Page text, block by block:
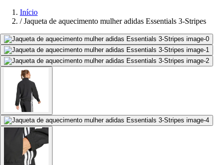
Início
/ Jaqueta de aquecimento mulher adidas Essentials 3-Stripes